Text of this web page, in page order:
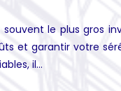
le plus gros
et garantir votre
il…